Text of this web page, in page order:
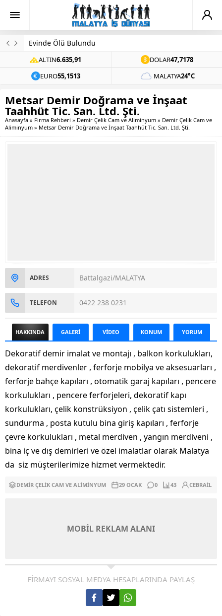
Evinde Ölü Bulundu
ALTIN6.635,91 DOLAR47,7178
EURO55,1513 MALATYA24°C
Metsar Demir Doğrama ve İnşaat
Taahhüt Tic. San. Ltd. Şti.
Anasayfa » Firma Rehberi » Demir Çelik Cam ve Aliminyum » Demir Çelik Cam ve
Aliminyum » Metsar Demir Doğrama ve İnşaat Taahhüt Tic. San. Ltd. Şti.
ADRES Battalgazi/MALATYA
TELEFON 0422 238 0231
HAKKINDA GALERİ VİDEO KONUM YORUM
Dekoratif demir imalat ve montajı , balkon korkulukları,
dekoratif merdivenler , ferforje mobilya ve aksesuarları ,
ferforje bahçe kapıları , otomatik garaj kapıları , pencere
korkulukları , pencere ferforjeleri, dekoratif kapı
korkulukları, çelik konstrüksiyon , çelik çatı sistemleri ,
sundurma , posta kutulu bina giriş kapıları , ferforje
çevre korkulukları , metal merdiven , yangın merdiveni ,
bina iç ve dış demirleri ve özel imalatlar olarak Malatya
da siz müşterilerimize hizmet vermektedir.
DEMIR ÇELIK CAM VE ALIMINYUM 29 OCAK 0 43 CEBRAIL
MOBİL REKLAM ALANI
FİRMAYI SOSYAL MEDYA HESAPLARINDA PAYLAŞ